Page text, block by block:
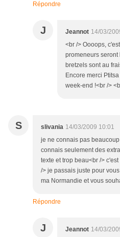
Répondre
J Jeannot 14/03/
<br /> Oooops,
promeneurs
bretzels sont au
Encore merci
week-end !<br />
S slivania 14/03/2009 10:01
je ne connais pas
connais seulement des
texte et trop beau<br />
/> je passais juste pour
ma Normandie et vous
Répondre
J Jeannot 14/03/